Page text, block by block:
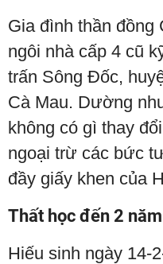
Gia đình thần đồng
ngôi nhà cấp 4 cũ
trấn Sông Đốc,
Cà Mau. Dường
không có gì thay
ngoại trừ các bức
đầy giấy khen của
Thất học đến 2 năm
Hiếu sinh ngày 14-